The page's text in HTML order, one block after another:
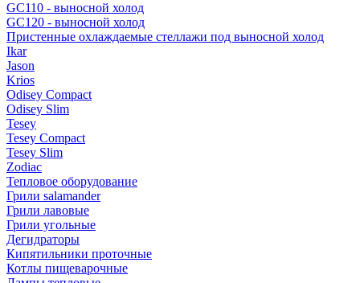
GC110 - выносной холод
GC120 - выносной холод
Пристенные охлаждаемые стеллажи под выносной холод
Ikar
Jason
Krios
Odisey Compact
Odisey Slim
Tesey
Tesey Compact
Tesey Slim
Zodiac
Тепловое оборудование
Грили salamander
Грили лавовые
Грили угольные
Дегидраторы
Кипятильники проточные
Котлы пищеварочные